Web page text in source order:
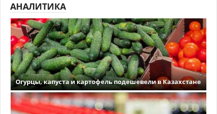
АНАЛИТИКА
Огурцы, капуста и картофель подешевели в Казахстане